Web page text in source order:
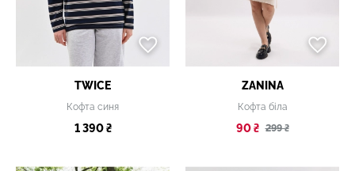
TWICE
Кофта синя
1 390 ₴
ZANINA
Кофта біла
90 ₴ 299 ₴